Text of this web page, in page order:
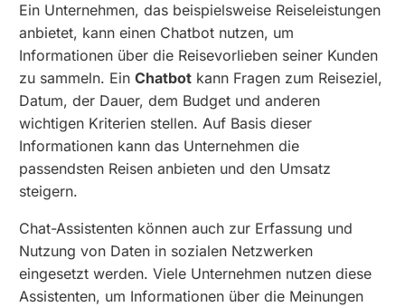
Ein Unternehmen, das beispielsweise Reiseleistungen
anbietet, kann einen Chatbot nutzen, um
Informationen über die Reisevorlieben seiner Kunden
zu sammeln. EinChatbot kann Fragen zum Reiseziel,
Datum, der Dauer, dem Budget und anderen
wichtigen Kriterien stellen. Auf Basis dieser
Informationen kann das Unternehmen die
passendsten Reisen anbieten und den Umsatz
steigern.
Chat-Assistenten können auch zur Erfassung und
Nutzung von Daten in sozialen Netzwerken
eingesetzt werden. Viele Unternehmen nutzen diese
Assistenten, um Informationen über die Meinungen